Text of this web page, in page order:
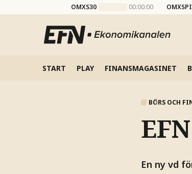
OMXS30 00:00:00 OMXSPI
START PLAY FINANSMAGASINET
BÖRS OCH
En ny vd